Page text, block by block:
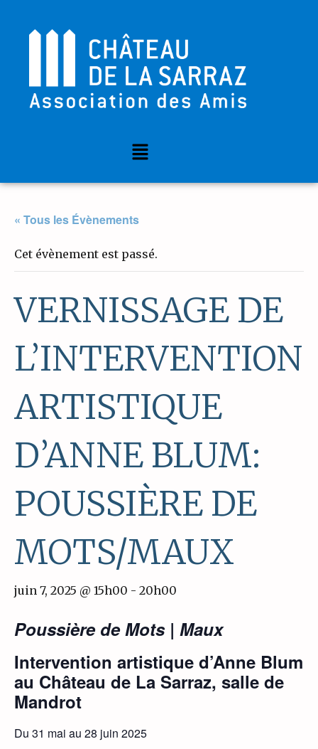
« Tous les Évènements
Cet évènement est passé.
VERNISSAGE DE
L’INTERVENTION
ARTISTIQUE
D’ANNE BLUM:
POUSSIÈRE DE
MOTS/MAUX
juin 7, 2025 @ 15h00 - 20h00
Poussière de Mots | Maux
Intervention artistique d’Anne Blum
au Château de La Sarraz, salle de
Mandrot
Du 31 mai au 28 juin 2025